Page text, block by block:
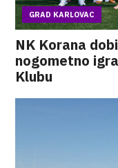
GRAD KARLOVAC
NK Korana
nogometno
Klubu